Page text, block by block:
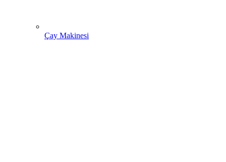
Çay Makinesi